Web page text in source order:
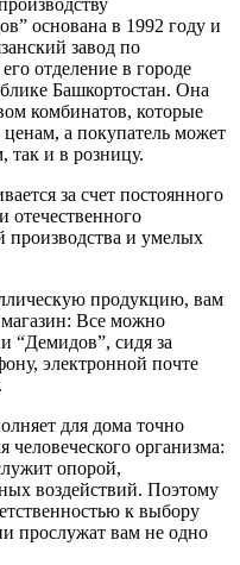
основана в 1992 году и
завод по
отделение в городе
Башкортостан. Она
комбинатов, которые
а покупатель может
так и в розницу.
за счет постоянного
отечественного
производства и умелых
продукцию, вам
магазин: Все можно
“Демидов”, сидя за
электронной почте
для дома точно
организма:
опорой,
воздействий. Поэтому
к выбору
прослужат вам не одно